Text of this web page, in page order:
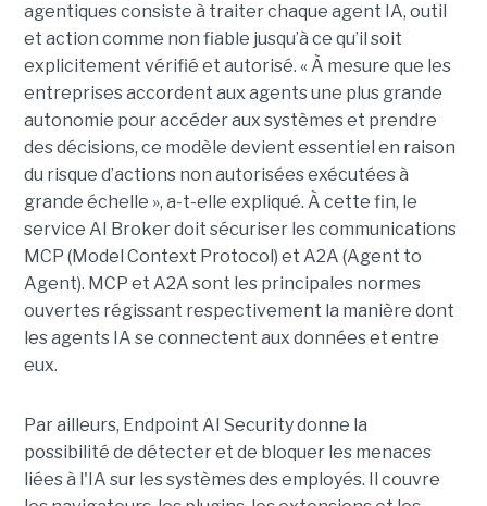
agentiques consiste à traiter chaque agent IA, outil
et action comme non fiable jusqu’à ce qu’il soit
explicitement vérifié et autorisé. « À mesure que les
entreprises accordent aux agents une plus grande
autonomie pour accéder aux systèmes et prendre
des décisions, ce modèle devient essentiel en raison
du risque d’actions non autorisées exécutées à
grande échelle », a-t-elle expliqué. À cette fin, le
service AI Broker doit sécuriser les communications
MCP (Model Context Protocol) et A2A (Agent to
Agent). MCP et A2A sont les principales normes
ouvertes régissant respectivement la manière dont
les agents IA se connectent aux données et entre
eux.
Par ailleurs, Endpoint AI Security donne la
possibilité de détecter et de bloquer les menaces
liées à l'IA sur les systèmes des employés. Il couvre